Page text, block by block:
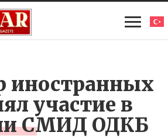
иностранных
участие в
СМИД ОДКБ